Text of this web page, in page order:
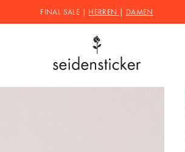
FINAL SALE | HERREN DAMEN